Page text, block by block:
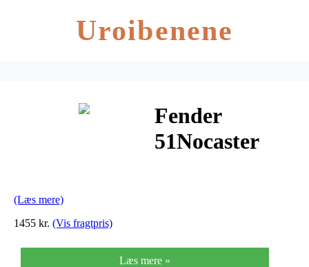
Uroibenene
Fender
51Nocaster
(Læs mere)
1455 kr. (Vis fragtpris)
Læs mere »